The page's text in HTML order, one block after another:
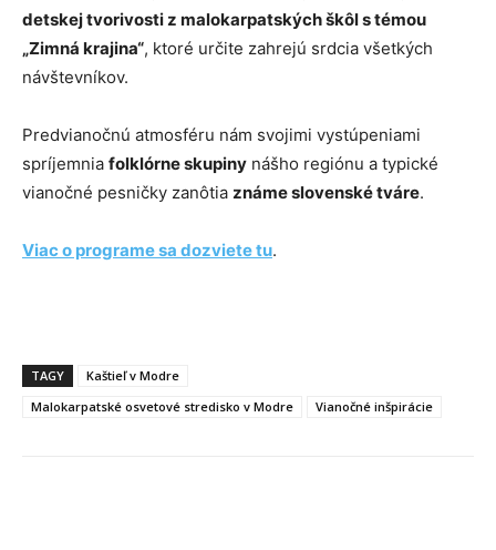
detskej tvorivosti z malokarpatských škôl s témou
„Zimná krajina“, ktoré určite zahrejú srdcia všetkých
návštevníkov.
Predvianočnú atmosféru nám svojimi vystúpeniami
spríjemnia folklórne skupiny nášho regiónu a typické
vianočné pesničky zanôtia známe slovenské tváre.
Viac o programe sa dozviete tu.
TAGY
Kaštieľ v Modre
Malokarpatské osvetové stredisko v Modre
Vianočné inšpirácie